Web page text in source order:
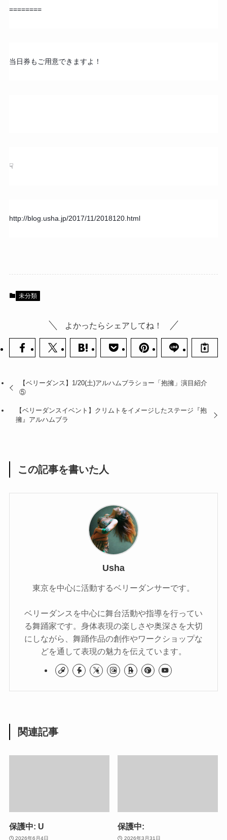
========
当日券もご用意できますよ！
☟
http://blog.usha.jp/2017/11/2018120.html
未分類
よかったらシェアしてね！
【ベリーダンス】1/20(土)アルハムブラショー「抱擁」演目紹介
⑤
【ベリーダンスイベント】クリムトをイメージしたステージ『抱
擁』アルハムブラ
この記事を書いた人
Usha
東京を中心に活動するベリーダンサーです。
ベリーダンスを中心に舞台活動や指導を行ってい
る舞踊家です。身体表現の楽しさや奥深さを大切
にしながら、舞踊作品の創作やワークショップな
どを通して表現の魅力を伝えています。
関連記事
保護中: U
2026年6月4日
保護中:
2026年3月31日